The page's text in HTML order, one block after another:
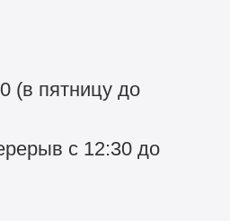
(в пятницу до
с 12:30 до